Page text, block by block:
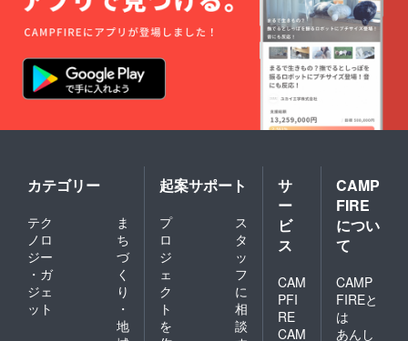
カテゴリー
テク
ノロ
ジー
・ガ
ジェ
ット
ま
ち
づ
く
り
・
地
起案サポート
プ
ロ
ジ
ェ
ク
ト
を
ス
タ
ッ
フ
に
相
談
サ
ー
ビ
ス
CAM
PFI
RE
CAM
CAMP
FIRE
につい
て
CAMP
FIREと
は
あんし